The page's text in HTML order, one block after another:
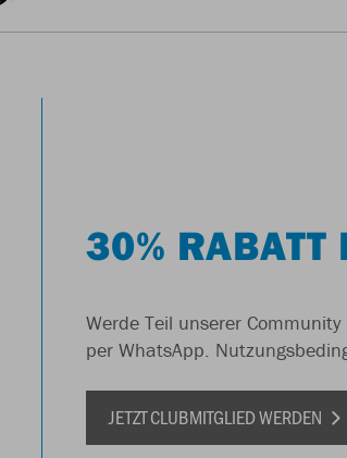
30% RABATT
Werde Teil unserer
per WhatsApp.
JETZT CLUBMITGLIED WERDEN